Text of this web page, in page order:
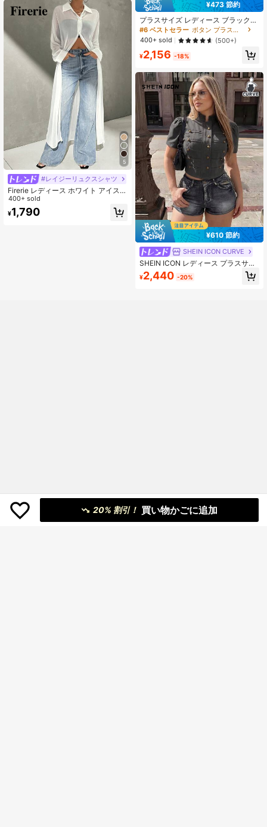
長袖 紫外線対策 ゆったり
5
#レイジーリュクスシャツ
Firerie レディース ホワイト アイスシ
ルク 日よけシャツ、フレンチスタイ
ル ロング ルーズ 薄手シャツ 中丈長
袖 夏用
400+ sold
¥1,790
¥473 節約
プラスサイズ レディース ブラック
シンプル フィット カジュアル エレ
ガント ロングシャツ、セミシアー リ
スト丈袖 ラウンドネック フローイン
グドレス、春/夏/秋/冬
#6 ベストセラー
ボタン プラスサイズのブラウス
400+ sold
(500+)
¥2,156 -18%
¥610 節約
SHEIN ICON CURVE
SHEIN ICON レディース プラスサイ
ズ ダブルブレスト クロップドジャケ
ット
¥2,440 -20%
20% 割引！ 買い物かごに追加